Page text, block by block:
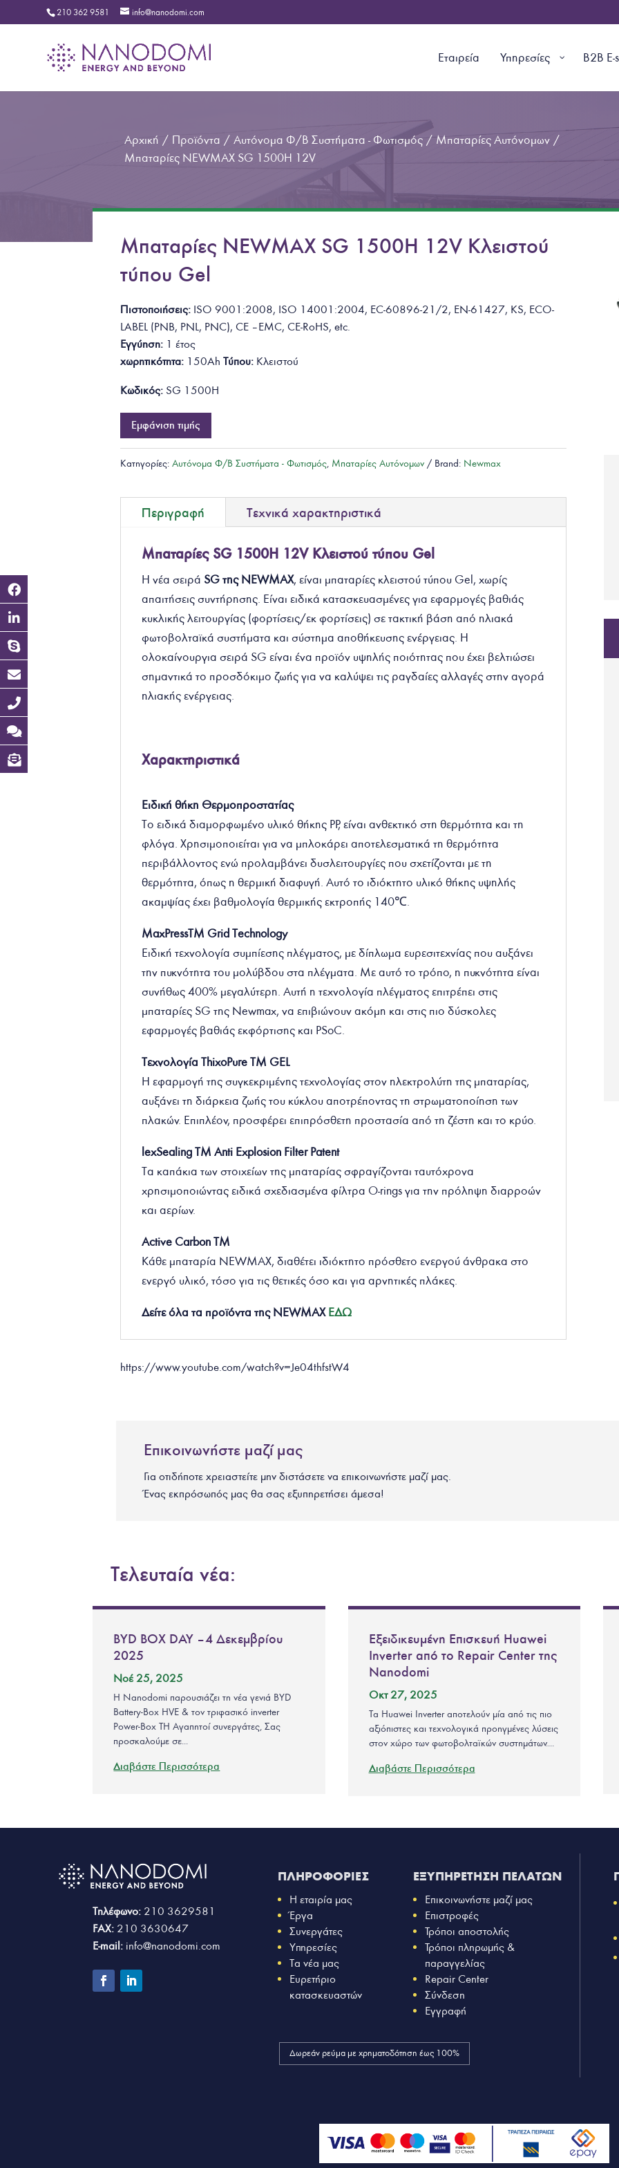
210 362 9581 info@nanodomi.com
Εταιρεία Υπηρεσίες B2B E-
Αρχική / Προϊόντα / Αυτόνομα Φ/Β Συστήματα - Φωτισμός / Μπαταρίες Αυτόνομων /
Μπαταρίες NEWMAX SG 1500H 12V
Μπαταρίες NEWMAX SG 1500H 12V Κλειστού
τύπου Gel
Πιστοποιήσεις: ISO 9001:2008, ISO 14001:2004, EC-60896-21/2, EN-61427, KS, ECO-
LABEL (PNB, PNL, PNC), CE – EMC, CE-RoHS,etc.
Εγγύηση: 1 έτος
χωρητικότητα: 150AhΤύπου: Κλειστού
Κωδικός: SG 1500H
Εμφάνιση τιμής
Κατηγορίες:Αυτόνομα Φ/Β Συστήματα - Φωτισμός, Μπαταρίες Αυτόνομων Brand: Newmax
Περιγραφή Τεχνικά χαρακτηριστικά
ΜπαταρίεςSG 1500H 12V Κλειστού τύπου Gel
Η νέα σειρά SG της NEWMAX, είναι μπαταρίες κλειστού τύπου Gel, χωρίς
απαιτήσεις συντήρησης. Είναι ειδικά κατασκευασμένες για εφαρμογές βαθιάς
κυκλικής λειτουργίας (φορτίσεις/εκ φορτίσεις) σε τακτική βάση από ηλιακά
φωτοβολταϊκά συστήματα και σύστημα αποθήκευσης ενέργειας. Η
ολοκαίνουργια σειρά SG είναι ένα προϊόν υψηλής ποιότητας που έχει βελτιώσει
σημαντικά το προσδόκιμο ζωής για να καλύψει τις ραγδαίες αλλαγές στην αγορά
ηλιακής ενέργειας.
Χαρακτηριστικά
Ειδική θήκη Θερμοπροστατίας
Το ειδικά διαμορφωμένο υλικό θήκης PP, είναι ανθεκτικό στη θερμότητα και τη
φλόγα. Χρησιμοποιείται για να μπλοκάρει αποτελεσματικά τη θερμότητα
περιβάλλοντος ενώ προλαμβάνει δυσλειτουργίες που σχετίζονται με τη
θερμότητα, όπως η θερμική διαφυγή. Αυτό το ιδιόκτητο υλικό θήκης υψηλής
ακαμψίας έχει βαθμολογία θερμικής εκτροπής 140℃.
MaxPressTM Grid Technology
Ειδική τεχνολογία συμπίεσης πλέγματος, με δίπλωμα ευρεσιτεχνίας που αυξάνει
την πυκνότητα του μολύβδου στα πλέγματα. Με αυτό το τρόπο, η πυκνότητα είναι
συνήθως 400% μεγαλύτερη. Αυτή η τεχνολογία πλέγματος επιτρέπει στις
μπαταρίες SG της Newmax, να επιβιώνουν ακόμη και στις πιο δύσκολες
εφαρμογές βαθιάς εκφόρτισης και PSoC.
Τεχνολογία ThixoPure TM GEL
Η εφαρμογή της συγκεκριμένης τεχνολογίας στον ηλεκτρολύτη της μπαταρίας,
αυξάνει τη διάρκεια ζωής του κύκλου αποτρέποντας τη στρωματοποίηση των
πλακών. Επιπλέον, προσφέρει επιπρόσθετη προστασία από τη ζέστη και το κρύο.
lexSealing TM Anti Explosion Filter Patent
Τα καπάκια των στοιχείων της μπαταρίας σφραγίζονται ταυτόχρονα
χρησιμοποιώντας ειδικά σχεδιασμένα φίλτρα O-rings για την πρόληψη διαρροών
και αερίων.
Active Carbon TM
Κάθε μπαταρία NEWMAX, διαθέτει ιδιόκτητο πρόσθετο ενεργού άνθρακα στο
ενεργό υλικό, τόσο για τις θετικές όσο και για αρνητικές πλάκες.
Δείτε όλα τα προϊόντα της NEWMAXΕΔΩ
https://www.youtube.com/watch?v=Je04thfstW4
Επικοινωνήστε μαζί μας
Για οτιδήποτε χρειαστείτε μην διστάσετε να επικοινωνήστε μαζί μας.
Ένας εκπρόσωπός μας θα σας εξυπηρετήσει άμεσα!
Τελευταία νέα:
BYD BOX DAY – 4 Δεκεμβρίου
2025
Νοέ 25, 2025
Η Nanodomi παρουσιάζει τη νέα γενιά BYD
Battery-Box HVE & τον τριφασικό inverter
Power-Box TH Αγαπητοί συνεργάτες, Σας
προσκαλούμε σε...
Διαβάστε Περισσότερα
Εξειδικευμένη Επισκευή Huawei
Inverter από το Repair Center της
Nanodomi
Οκτ 27, 2025
Τα Huawei Inverter αποτελούν μία από τις πιο
αξιόπιστες και τεχνολογικά προηγμένες λύσεις
στον χώρο των φωτοβολταϊκών συστημάτων....
Διαβάστε Περισσότερα
Τηλέφωνο: 210 3629581
FAX: 210 3630647
E-mail: info@nanodomi.com
ΠΛΗΡΟΦΟΡΙΕΣ
Η εταιρία μας
Έργα
Συνεργάτες
Υπηρεσίες
Τα νέα μας
Ευρετήριο
κατασκευαστών
Δωρεάν ρεύμα με χρηματοδότηση έως 100%
ΕΞΥΠΗΡΕΤΗΣΗ ΠΕΛΑΤΩΝ
Επικοινωνήστε μαζί μας
Επιστροφές
Τρόποι αποστολής
Τρόποι πληρωμής &
παραγγελίας
Repair Center
Σύνδεση
Εγγραφή